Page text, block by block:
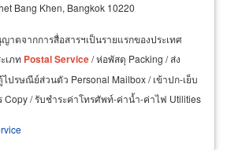
Bang Khen, Bangkok 10220
ตจากการสื่อสารฯเป็นรายแรกของประเทศ
เภท PostalService/ ห่อพัสดุ Packing / ส่ง
ปรษณีย์ส่วนตัว Personal Mailbox / เข้าปก-เย็บ
Copy / รับชำระค่าโทรศัพท์-ค่าน้ำ-ค่าไฟ Utilities